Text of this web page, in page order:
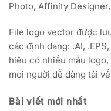
Photo, Affinity
File logo vector được
các định dạng: .AI,
hiệu có nhiều mẫu
mọi người dễ dàng tải
Bài viết mới nhất